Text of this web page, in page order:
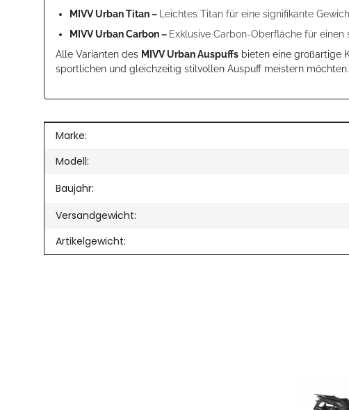
MIVV Urban Titan – Leichtes Titan für eine signifikante
MIVV Urban Carbon – Exklusive Carbon-Oberfläche für
Alle Varianten des MIVV Urban Auspuffs bieten eine großartige
sportlichen und gleichzeitig stilvollen Auspuff meistern möchten.
Produkteigenschaft
Wert
Marke:
Modell:
Baujahr:
Versandgewicht:
Artikelgewicht: